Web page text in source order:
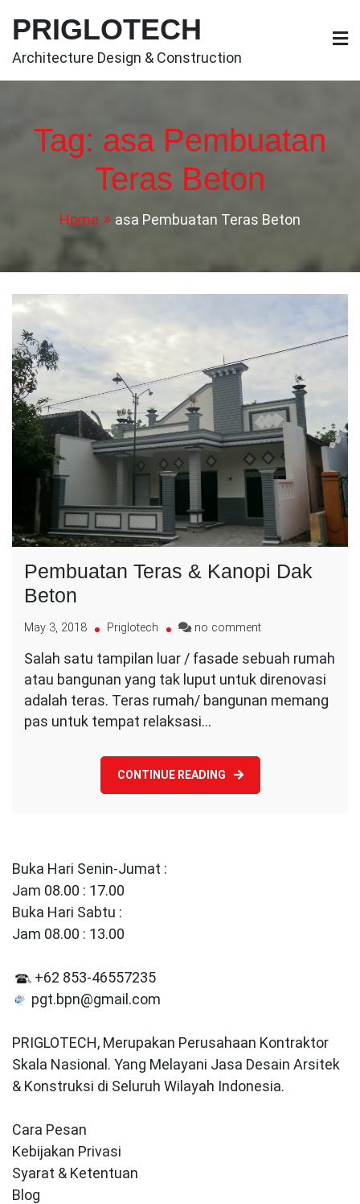
content
PRIGLOTECH
Architecture Design & Construction
Tag: asa Pembuatan
Teras Beton
Home asa Pembuatan Teras Beton
Pembuatan Teras & Kanopi Dak
Beton
May 3, 2018 Priglotech no commenton
Teras
&
Kanopi
Salah satu tampilan luar / fasade sebuah rumah
atau bangunan yang tak luput untuk direnovasi
adalah teras. Teras rumah/ bangunan memang
pas untuk tempat relaksasi…
CONTINUE READING
Buka Hari Senin-Jumat :
Jam 08.00 : 17.00
Buka Hari Sabtu :
Jam 08.00 : 13.00
+62 853-46557235
pgt.bpn@gmail.com
PRIGLOTECH, Merupakan Perusahaan Kontraktor
Skala Nasional. Yang Melayani Jasa Desain Arsitek
& Konstruksi di Seluruh Wilayah Indonesia.
Cara Pesan
Kebijakan Privasi
Syarat & Ketentuan
Blog